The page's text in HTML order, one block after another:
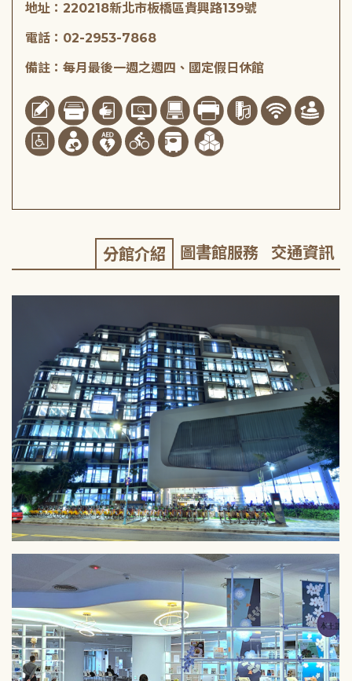
地址：220218新北市板橋區貴興路139號
電話：02-2953-7868
備註：每月最後一週之週四、國定假日休館
分館介紹 圖書館服務 交通資訊